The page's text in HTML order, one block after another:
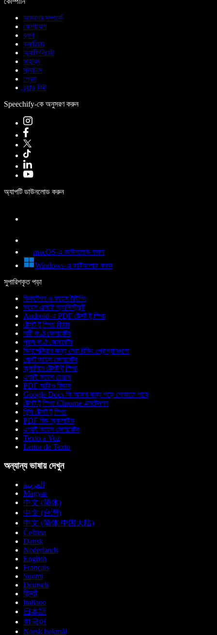
আমাদের সম্পর্কে
যোগাযোগ
ব্লগ
ক্যারিয়ার
অ্যাফিলিয়েট
সাহায্য
স্ট্যাটাস
প্রেস
ব্র্যান্ড কিট
Speechify-কে অনুসরণ করুন
অ্যাপটি ডাউনলোড করুন
macOS-এ ডাউনলোড করুন
Windows-এ ডাউনলোড করুন
সুপারিশকৃত পড়া
ডিকটেশন ও ভয়েস টাইপিং
ভয়েস এআই অ্যাসিস্ট্যান্ট
Android-এ PDF টেক্সট টু স্পিচ
টেক্সট টু স্পিচ রিডার
নারী কণ্ঠ জেনারেটর
পুরুষ কণ্ঠ জেনারেটর
ডিসলেক্সিয়ার জন্য সেরা রিডিং প্রোগ্রামগুলো
রোবট ভয়েস জেনারেটর
অ্যানিমে টেক্সট টু স্পিচ
এআই ভয়েস চেঞ্জার
PDF অডিও রিডার
Google Docs কি আমার জন্য পড়ে শোনাতে পারে
টেক্সট টু স্পিচ Chrome এক্সটেনশন
হিন্দি টেক্সট টু স্পিচ
PDF রিড অ্যালাউড
এআই ভয়েস জেনারেটর
Texto a Voz
Leitor de Texto
অন্যান্য ভাষায় দেখুন
العربية
Magyar
中文 (简体)
中文 (台灣)
中文 (简体 中国大陆)
Čeština
Dansk
Nederlands
English
Français
Suomi
Deutsch
हिन्दी
Italiano
日本語
한국어
Norsk bokmål